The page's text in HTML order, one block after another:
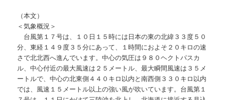
（本文）
＜気象概況＞
台風第１７号は、１０日１５時には日本の東の北緯３３度５０
分、東経１４９度３５分にあって、１時間におよそ２０キロの速
さで北北西へ進んでいます。中心の気圧は９８０ヘクトパスカ
ル、中心付近の最大風速は２５メートル、最大瞬間風速は３５メ
ートルで、中心の北東側４４０キロ以内と南西側３３０キロ以内
では、風速１５メートル以上の強い風が吹いています。台風第１